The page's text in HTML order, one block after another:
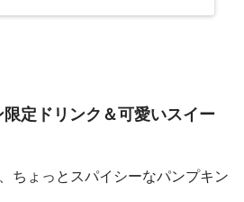
定ドリンク＆可愛いスイー
ちょっとスパイシーなパンプキン